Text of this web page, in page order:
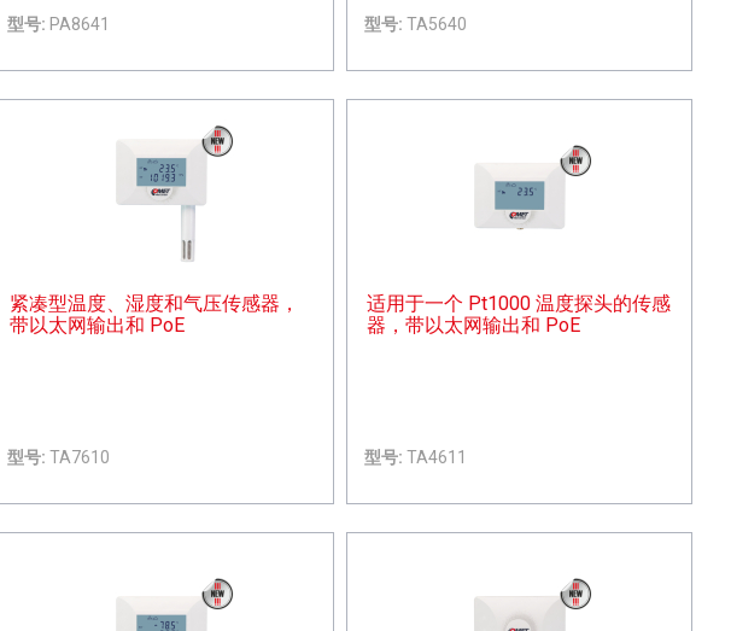
型号: PA8641 型号: TA5640
紧凑型温度、湿度和气压传感器，
带以太网输出和 PoE
型号: TA7610
适用于一个 Pt1000 温度探头的传感
器，带以太网输出和 PoE
型号: TA4611